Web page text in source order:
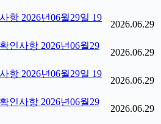
항 2026년06월29일 19
2026.06.29
인사항 2026년06월29
2026.06.29
항 2026년06월29일 19
2026.06.29
인사항 2026년06월29
2026.06.29